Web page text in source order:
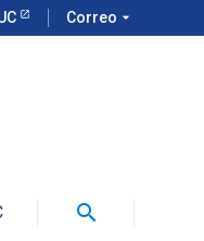
Correo arrow_drop_down
search